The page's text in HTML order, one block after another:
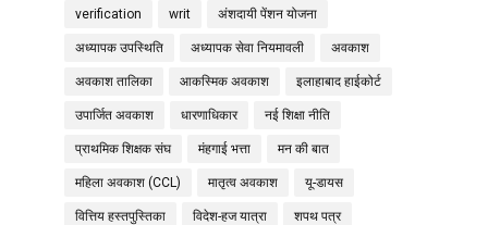
verification writ अंशदायी पेंशन योजना
अध्यापक उपस्थिति अध्यापक सेवा नियमावली अवकाश
अवकाश तालिका आकस्मिक अवकाश इलाहाबाद हाईकोर्ट
उपार्जित अवकाश धारणाधिकार नई शिक्षा नीति
प्राथमिक शिक्षक संघ मंहगाई भत्ता मन की बात
महिला अवकाश (CCL) मातृत्व अवकाश यू-डायस
वित्तिय हस्तपुस्तिका विदेश-हज यात्रा शपथ पत्र